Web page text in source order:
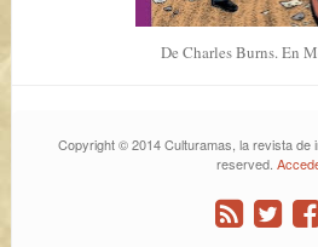
De Charles Burns. En
Copyright © 2014 Culturamas, la revista de
reserved.